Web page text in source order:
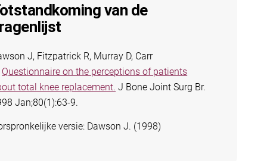
van de
J, Fitzpatrick R, Murray D, Carr
Questionnaire on the perceptions of patients
total knee replacement. J Bone Joint Surg Br.
Jan;80(1):63-9.
versie: Dawson J. (1998)